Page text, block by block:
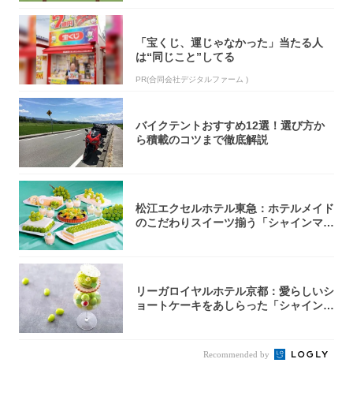
「宝くじ、運じゃなかった」当たる人
は“同じこと”してる
PR(合同会社デジタルファーム )
バイクテントおすすめ12選！選び方か
ら積載のコツまで徹底解説
松江エクセルホテル東急：ホテルメイド
のこだわりスイーツ揃う「シャインマス
リーガロイヤルホテル京都：愛らしいシ
ョートケーキをあしらった「シャインマ
Recommended by